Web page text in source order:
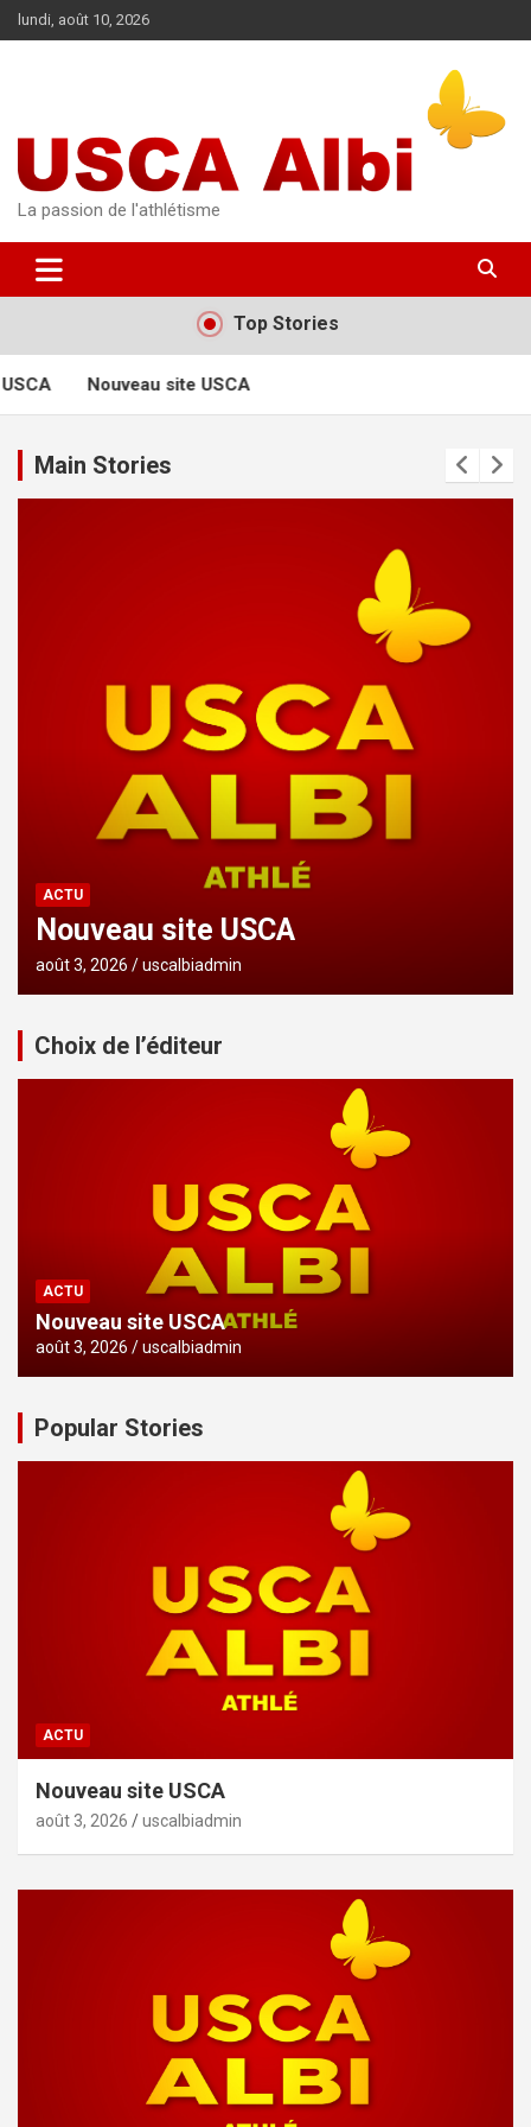
Aller
au
lundi, août 10, 2026
La passion de l'athlétisme
Top Stories
Nouveau site USCA
Main Stories
ACTU
Nouveau site USCA
août 3, 2026 uscalbiadmin
Choix de l’éditeur
ACTU
Nouveau site USCA
août 3, 2026 uscalbiadmin
Popular Stories
ACTU
Nouveau site USCA
août 3, 2026 uscalbiadmin